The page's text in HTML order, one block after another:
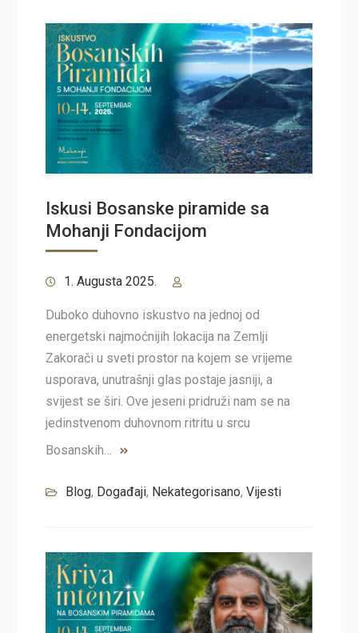
Iskusi Bosanske piramide sa
Mohanji Fondacijom
1. Augusta 2025.
Duboko duhovno iskustvo na jednoj od
energetski najmoćnijih lokacija na Zemlji
Zakorači u sveti prostor na kojem se vrijeme
usporava, unutrašnji glas postaje jasniji, a
svijest se širi. Ove jeseni pridruži nam se na
jedinstvenom duhovnom ritritu u srcu
Bosanskih…
Blog, Događaji, Nekategorisano, Vijesti